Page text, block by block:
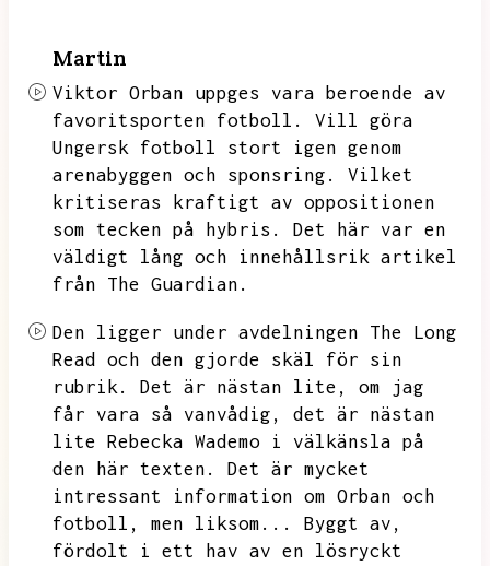
Martin
Viktor Orban uppges vara beroende av
favoritsporten fotboll.
Vill göra
Ungersk fotboll stort igen genom
arenabyggen och sponsring.
Vilket
kritiseras kraftigt av oppositionen
som tecken på hybris.
Det här var en
väldigt lång och innehållsrik artikel
från The Guardian.
Den ligger under avdelningen The Long
Read och den gjorde skäl för sin
rubrik.
Det är nästan lite,
om jag
får vara så vanvådig,
det är nästan
lite Rebecka Wademo i välkänsla på
den här texten.
Det är mycket
intressant information om Orban och
fotboll,
men liksom...
Byggt av,
fördolt i ett hav av en lösryckt